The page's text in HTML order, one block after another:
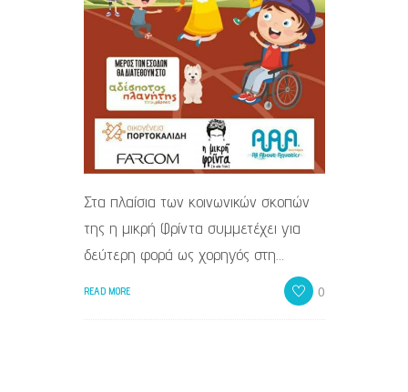
Στα πλαίσια των κοινωνικών σκοπών
της η μικρή Φρίντα συμμετέχει για
δεύτερη φορά ως χορηγός στη…
READ MORE 0